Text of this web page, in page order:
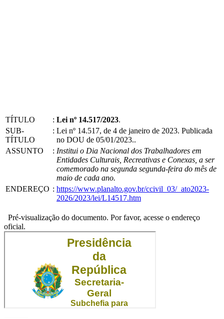
TÍTULO : Lei nº 14.517/2023.
SUB-
TÍTULO
: Lei nº 14.517, de 4 de janeiro de 2023. Publicada
no DOU de 05/01/2023..
ASSUNTO
: Institui o Dia Nacional dos Trabalhadores em
Entidades Culturais, Recreativas e Conexas, a ser
comemorado na segunda segunda-feira do mês de
maio de cada ano.
ENDEREÇO : https://www.planalto.gov.br/ccivil_03/_ato2023-
2026/2023/lei/L14517.htm
Pré-visualização do documento. Por favor, acesse o endereço
oficial.